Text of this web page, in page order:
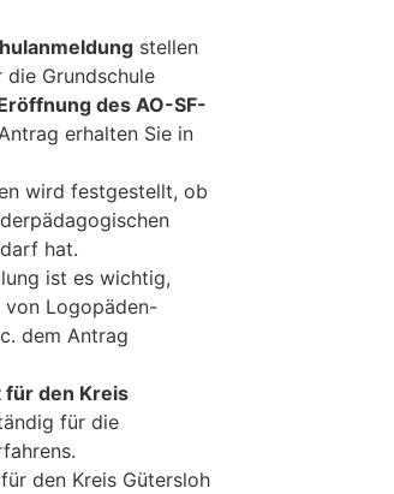
stellen
die Grundschule
des AO-SF-
erhalten Sie in
wird festgestellt, ob
hat.
ist es wichtig,
von Logopäden-
dem Antrag
für den Kreis
für die
den Kreis Gütersloh